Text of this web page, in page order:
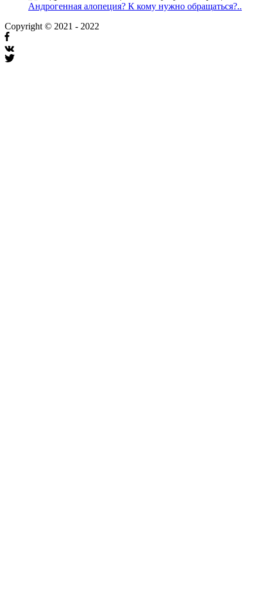
Андрогенная алопеция? К кому нужно обращаться?..
Copyright © 2021 - 2022